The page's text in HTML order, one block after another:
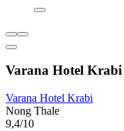
Varana Hotel Krabi
Varana Hotel Krabi
Nong Thale
9,4/10